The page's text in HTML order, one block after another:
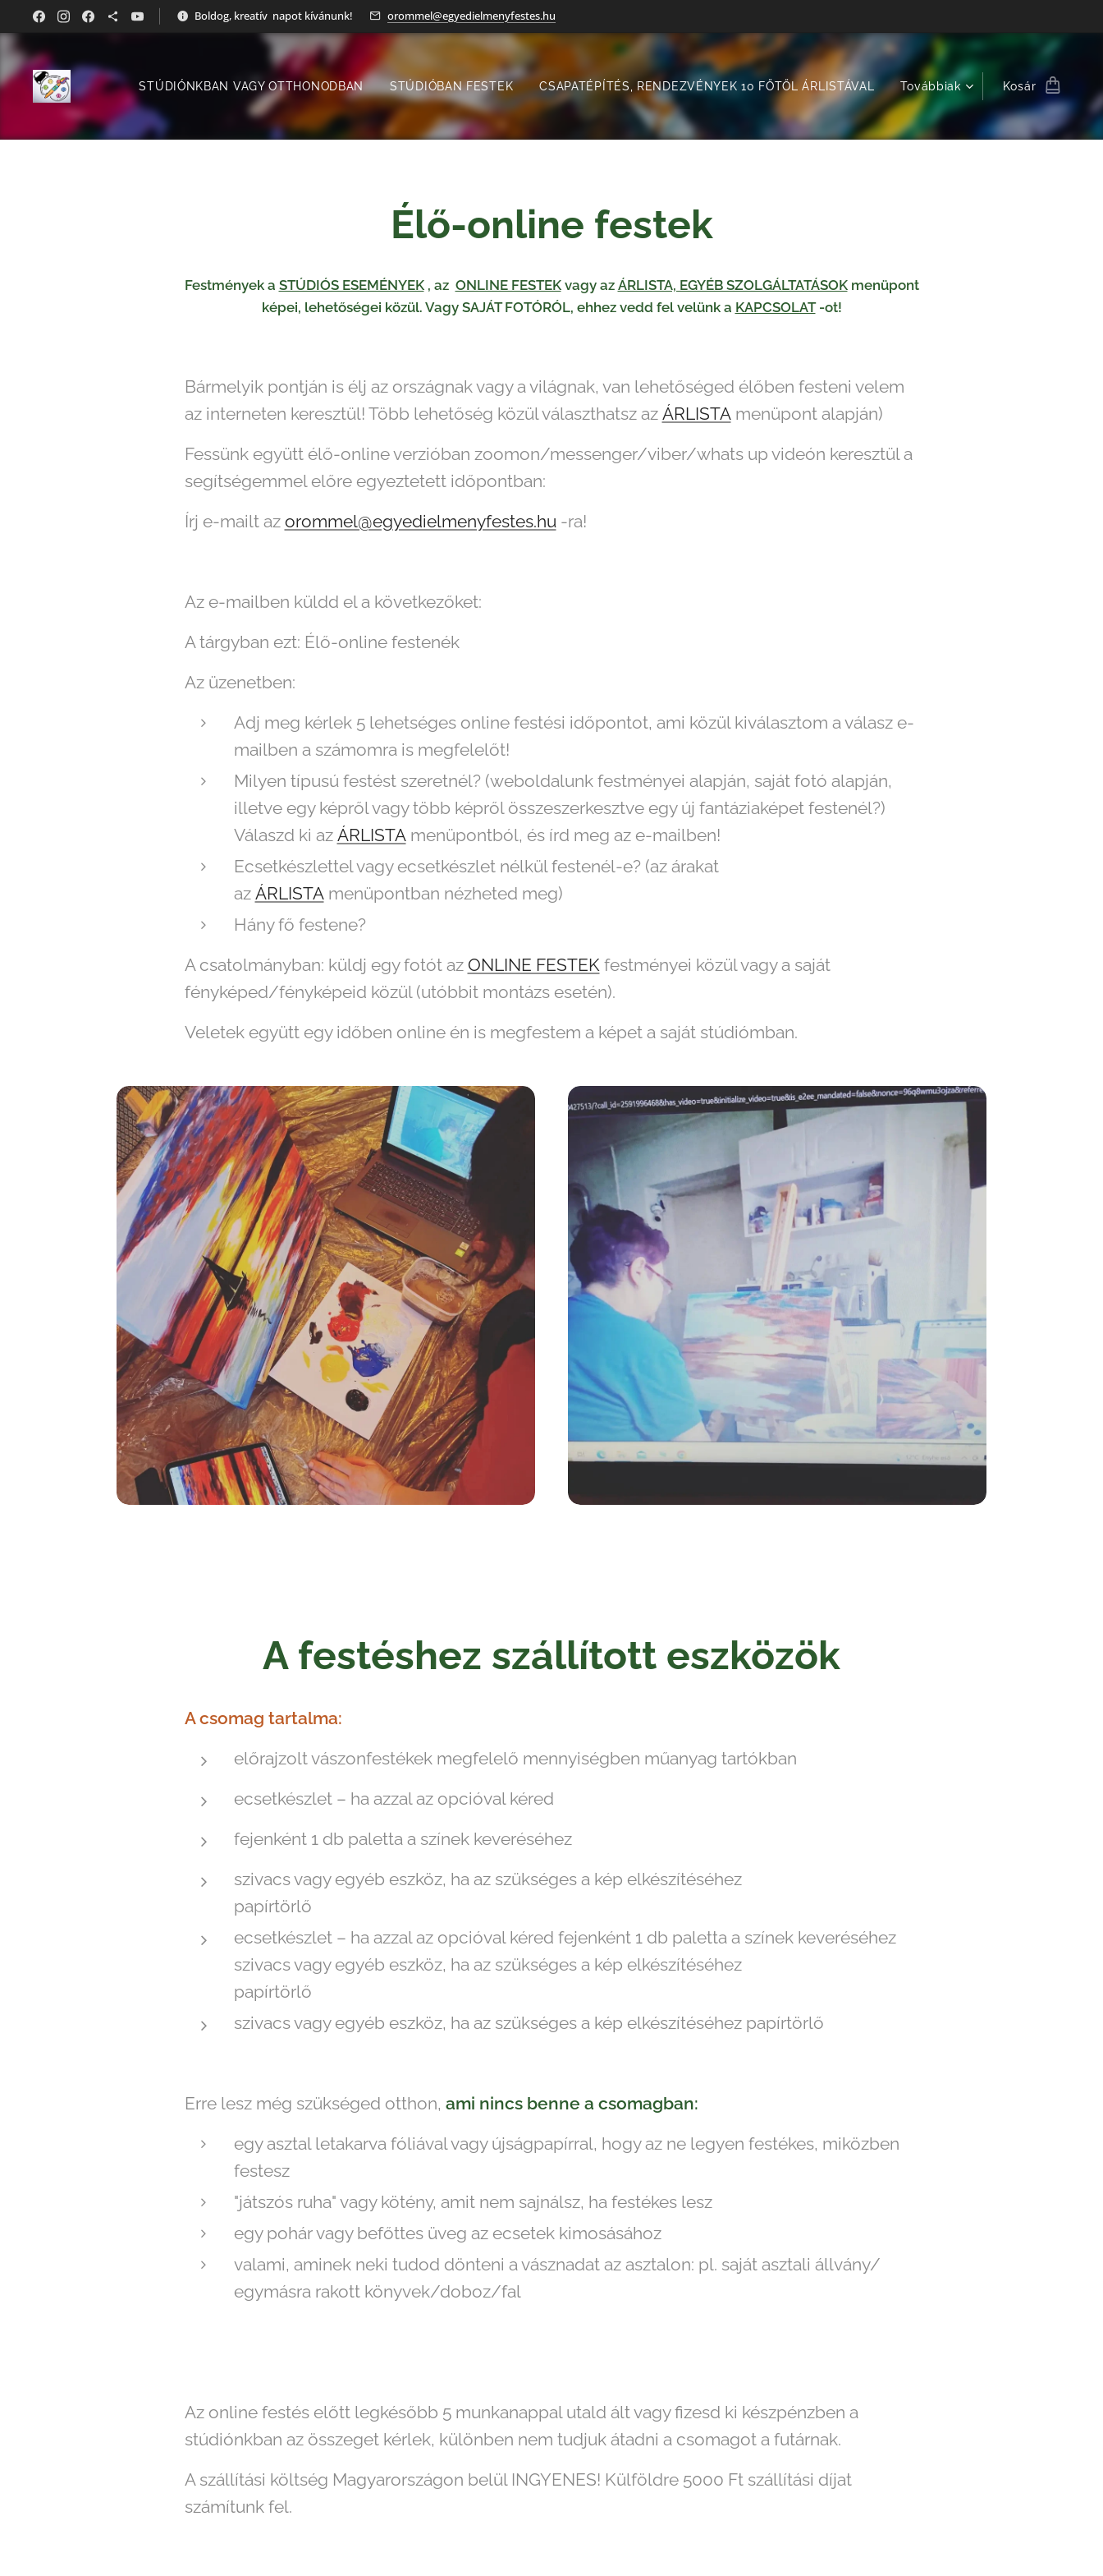
Boldog, kreatív napot kívánunk! orommel@egyedielmenyfestes.hu
STÚDIÓNKBAN VAGY OTTHONODBAN STÚDIÓBAN FESTEK CSAPATÉPÍTÉS, RENDEZVÉNYEK 10 FŐTŐL ÁRLISTÁVAL Továbbiak Kosár
Élő-online festek
Festmények a STÚDIÓS ESEMÉNYEK, az ONLINE FESTEKvagy az ÁRLISTA, EGYÉB SZOLGÁLTATÁSOKmenüpont
képei, lehetőségei közül. Vagy SAJÁT FOTÓRÓL, ehhez vedd fel velünk a KAPCSOLAT-ot!
Bármelyik pontján is élj az országnak vagy a világnak, van lehetőséged élőben festeni velem
az interneten keresztül! Több lehetőség közül választhatsz az ÁRLISTAmenüpont alapján)
Fessünk együtt élő-online verzióban zoomon/messenger/viber/whats up videón keresztül a
segítségemmel előre egyeztetett időpontban:
Írj e-mailt az orommel@egyedielmenyfestes.hu-ra!
Az e-mailben küldd el a következőket:
A tárgyban ezt: Élő-online festenék
Az üzenetben:
Adj meg kérlek 5 lehetséges online festési időpontot, ami közül kiválasztom a válasz e-
mailben a számomra is megfelelőt!
Milyen típusú festést szeretnél? (weboldalunk festményei alapján, saját fotó alapján,
illetve egy képről vagy több képről összeszerkesztve egy új fantáziaképet festenél?)
Válaszd ki az ÁRLISTAmenüpontból, és írd meg az e-mailben!
Ecsetkészlettel vagy ecsetkészlet nélkül festenél-e? (az árakat
az ÁRLISTAmenüpontban nézheted meg)
Hány fő festene?
A csatolmányban: küldj egy fotót az ONLINE FESTEKfestményei közül vagy a saját
fényképed/fényképeid közül (utóbbit montázs esetén).
Veletek együtt egy időben online én is megfestem a képet a saját stúdiómban.
A festéshez szállított eszközök
A csomag tartalma:
előrajzolt vászonfestékek megfelelő mennyiségben műanyag tartókban
ecsetkészlet – ha azzal az opcióval kéred
fejenként 1 db paletta a színek keveréséhez
szivacs vagy egyéb eszköz, ha az szükséges a kép elkészítéséhez
papírtörlő
ecsetkészlet – ha azzal az opcióval kéred fejenként 1 db paletta a színek keveréséhez
szivacs vagy egyéb eszköz, ha az szükséges a kép elkészítéséhez
papírtörlő
szivacs vagy egyéb eszköz, ha az szükséges a kép elkészítéséhez papírtörlő
Erre lesz még szükséged otthon, ami nincs benne a csomagban:
egy asztal letakarva fóliával vagy újságpapírral, hogy az ne legyen festékes, miközben
festesz
"játszós ruha" vagy kötény, amit nem sajnálsz, ha festékes lesz
egy pohár vagy befőttes üveg az ecsetek kimosásához
valami, aminek neki tudod dönteni a vásznadat az asztalon: pl. saját asztali állvány/
egymásra rakott könyvek/doboz/fal
Az online festés előtt legkésőbb 5 munkanappal utald ált vagy fizesd ki készpénzben a
stúdiónkban az összeget kérlek, különben nem tudjuk átadni a csomagot a futárnak.
A szállítási költség Magyarországon belül INGYENES! Külföldre 5000 Ft szállítási díjat
számítunk fel.